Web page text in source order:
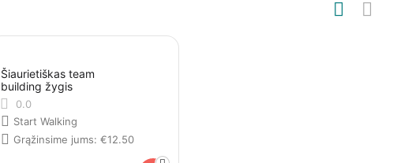
Šiaurietiškas team
building žygis
0.0
Start Walking
Grąžinsime jums: €12.50